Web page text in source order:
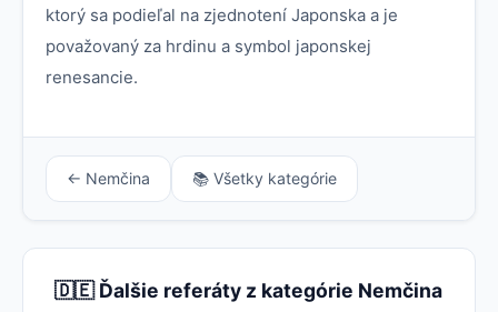
ktorý sa podieľal na zjednotení Japonska a je
považovaný za hrdinu a symbol japonskej
renesancie.
← Nemčina 📚 Všetky kategórie
🇩🇪 Ďalšie referáty z kategórie Nemčina